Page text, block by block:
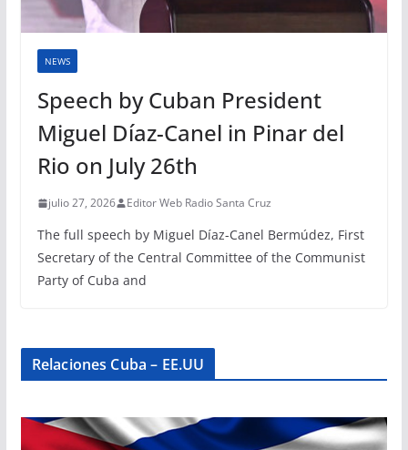
NEWS
Speech by Cuban President
Miguel Díaz-Canel in Pinar del
Rio on July 26th
julio 27, 2026 Editor Web Radio Santa Cruz
The full speech by Miguel Díaz-Canel Bermúdez, First
Secretary of the Central Committee of the Communist
Party of Cuba and
Relaciones Cuba – EE.UU